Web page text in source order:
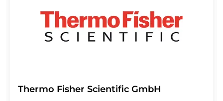
Thermo Fisher Scientific GmbH